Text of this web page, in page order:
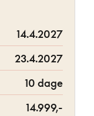
14.4.2027
23.4.2027
10 dage
14.999,-